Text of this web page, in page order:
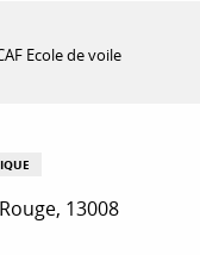
Ecole de voile
13008